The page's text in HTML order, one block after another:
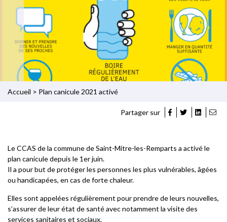
Accueil > Plan canicule 2021 activé
Partager sur
Le CCAS de la commune de Saint-Mitre-les-Remparts a activé le
plan canicule depuis le 1er juin.
Il a pour but de protéger les personnes les plus vulnérables, âgées
ou handicapées, en cas de forte chaleur.
Elles sont appelées régulièrement pour prendre de leurs nouvelles,
s’assurer de leur état de santé avec notamment la visite des
services sanitaires et sociaux.